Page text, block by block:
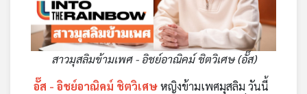
สาวมุสลิมข้ามเพศ - อิชย์อาณิคม์ ชิตวิเศษ (อั๊ส)
อั๊ส - อิชย์อาณิคม์ ชิตวิเศษหญิงข้ามเพศมุสลิม วันนี้